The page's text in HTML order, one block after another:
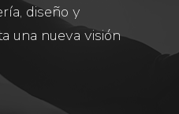
diseño y
una nueva visión